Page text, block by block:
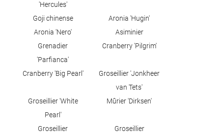
'Hercules'
Goji chinense
Aronia 'Hugin'
Aronia 'Nero'
Asiminier
Grenadier
'Parfianca'
Cranberry 'Pilgrim'
Cranberry 'Big Pearl'
Groseillier 'Jonkheer
van Tets'
Groseillier 'White
Pearl'
Mûrier 'Dirksen'
Groseillier
Groseillier